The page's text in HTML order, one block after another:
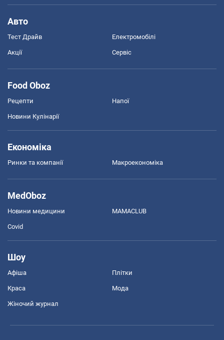
Авто
Тест Драйв Електромобілі
Акції Сервіс
Food Oboz
Рецепти Напої
Новини Кулінарії
Економіка
Ринки та компанії Макроекономіка
MedOboz
Новини медицини MAMACLUB
Covid
Шоу
Афіша Плітки
Краса Мода
Жіночий журнал